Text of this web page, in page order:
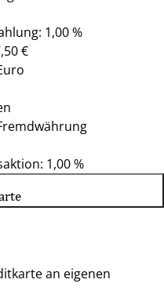
1,00 %
€
1,00 %
an eigenen